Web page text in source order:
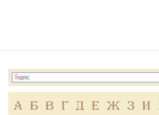
А Б В Г Д Е Ж З И